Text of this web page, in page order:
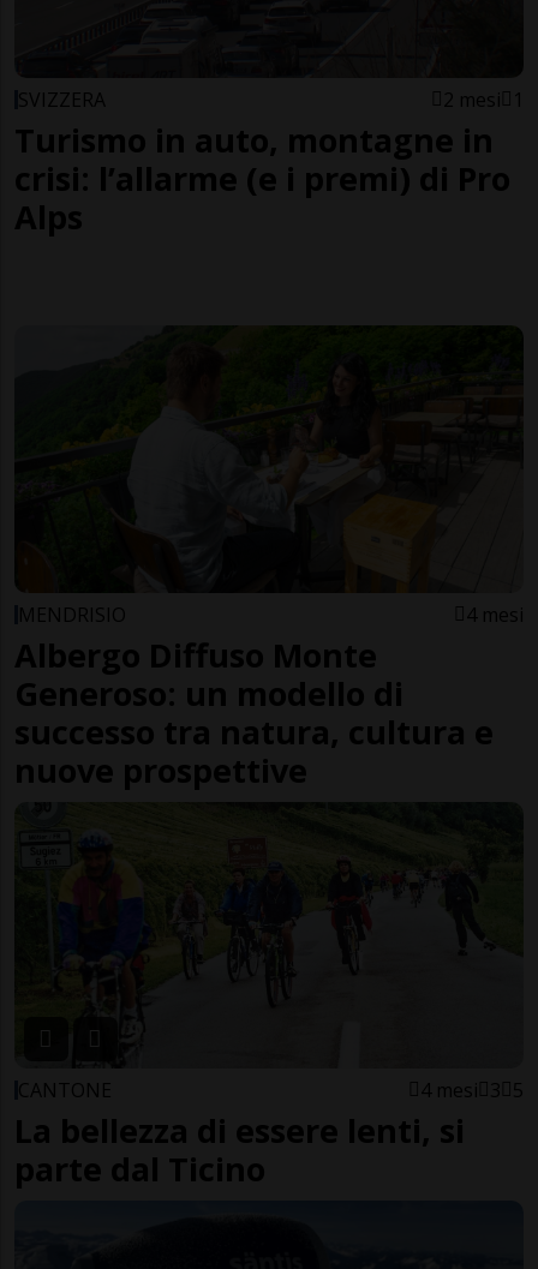
SVIZZERA 2 mesi 1
Turismo in auto, montagne in
crisi: l’allarme (e i premi) di Pro
Alps
MENDRISIO 4 mesi
Albergo Diffuso Monte
Generoso: un modello di
successo tra natura, cultura e
nuove prospettive
CANTONE 4 mesi 3 5
La bellezza di essere lenti, si
parte dal Ticino